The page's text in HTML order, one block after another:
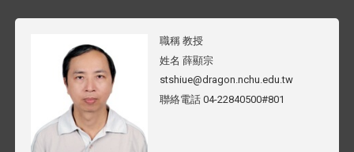
職稱 教授
姓名 薛顯宗
stshiue@dragon.nchu.edu.tw
聯絡電話 04-22840500#801